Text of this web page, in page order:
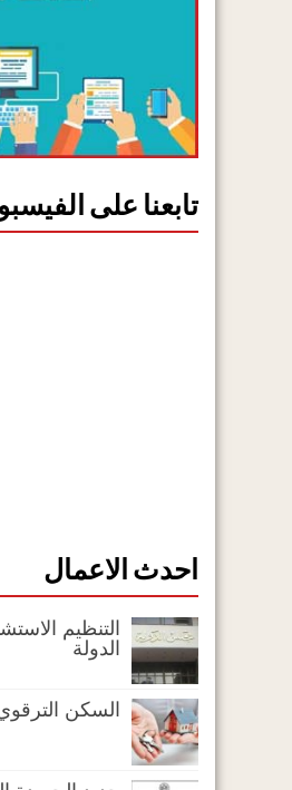
تابعنا على
احدث الاعمال
التنظيم
الدولة
السكن